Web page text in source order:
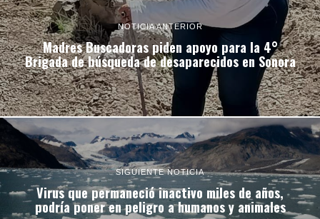
NOTICIA ANTERIOR
Madres Buscadoras piden apoyo para la 4°
Brigada de búsqueda de desaparecidos en Sonora
SIGUIENTE NOTICIA
Virus que permaneció inactivo miles de años,
podría poner en peligro a humanos y animales